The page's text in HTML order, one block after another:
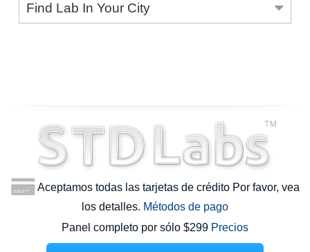
Find Lab In Your City
Aceptamos todas las tarjetas de crédito Por favor, vea
los detalles. Métodos de pago
Panel completo por sólo $299 Precios